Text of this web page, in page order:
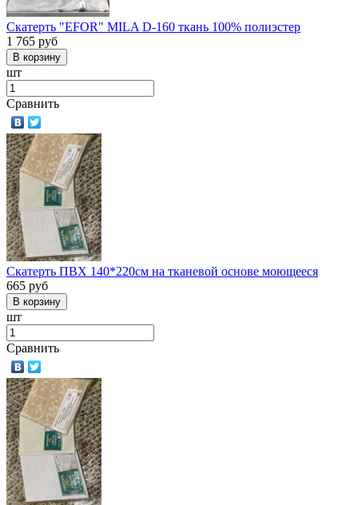
Скатерть "EFOR" MILA D-160 ткань 100% полиэстер
1 765 руб
шт
Сравнить
Скатерть ПВХ 140*220см на тканевой основе моющееся
665 руб
шт
Сравнить